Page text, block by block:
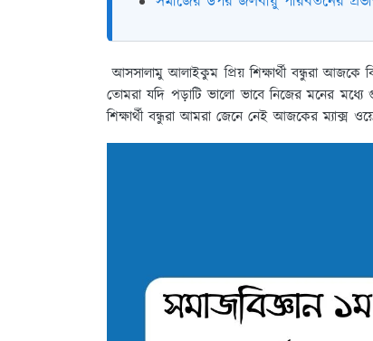
আসসালামু আলাইকুম প্রিয় শিক্ষার্থী বন্ধুরা আজকে
তোমরা যদি পড়াটি ভালো ভাবে নিজের মনের
শিক্ষার্থী বন্ধুরা আমরা জেনে নেই আজকের ম্যাক্স